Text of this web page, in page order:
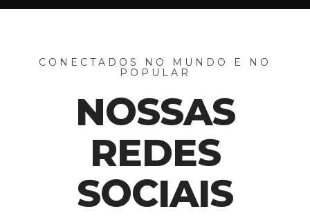
CONECTADOS NO MUNDO E NO
POPULAR
NOSSAS
REDES
SOCIAIS